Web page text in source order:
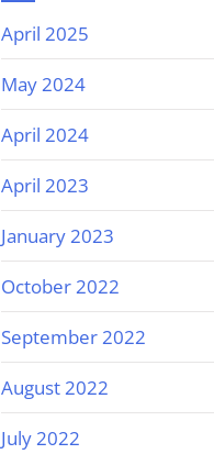
April 2025
May 2024
April 2024
April 2023
January 2023
October 2022
September 2022
August 2022
July 2022